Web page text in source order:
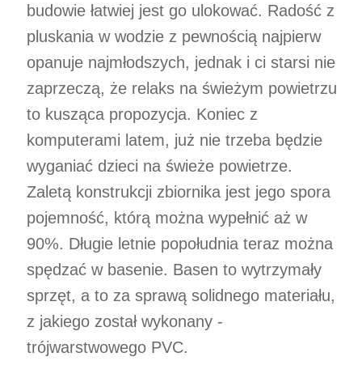
budowie łatwiej jest go ulokować. Radość z
pluskania w wodzie z pewnością najpierw
opanuje najmłodszych, jednak i ci starsi nie
zaprzeczą, że relaks na świeżym powietrzu
to kusząca propozycja. Koniec z
komputerami latem, już nie trzeba będzie
wyganiać dzieci na świeże powietrze.
Zaletą konstrukcji zbiornika jest jego spora
pojemność, którą można wypełnić aż w
90%. Długie letnie popołudnia teraz można
spędzać w basenie. Basen to wytrzymały
sprzęt, a to za sprawą solidnego materiału,
z jakiego został wykonany -
trójwarstwowego PVC.